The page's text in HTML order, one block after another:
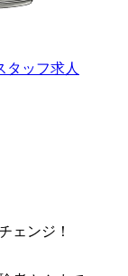
タッフ求人
ェンジ！